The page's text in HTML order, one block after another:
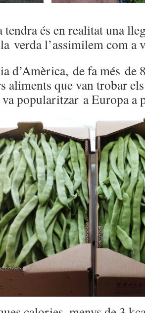
tendra és en realitat una
verda l’assimilem com a
d’Amèrica, de fa més de
aliments que van trobar
popularitzar a Europa a